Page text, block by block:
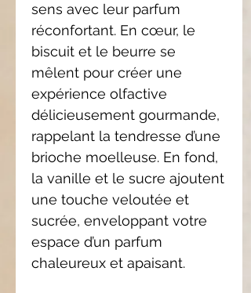
sens avec leur parfum
réconfortant. En cœur, le
biscuit et le beurre se
mêlent pour créer une
expérience olfactive
délicieusement gourmande,
rappelant la tendresse d’une
brioche moelleuse. En fond,
la vanille et le sucre ajoutent
une touche veloutée et
sucrée, enveloppant votre
espace d’un parfum
chaleureux et apaisant.